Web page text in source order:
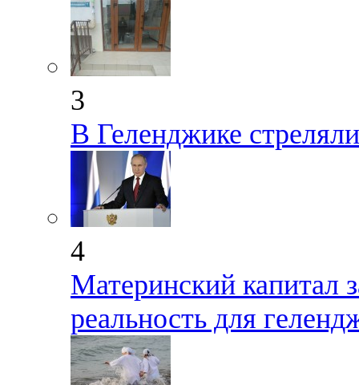
3
В Геленджике
4
Материнский капитал
реальность для